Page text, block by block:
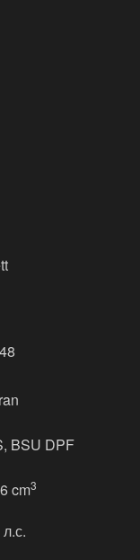
BSU DPF
cm3